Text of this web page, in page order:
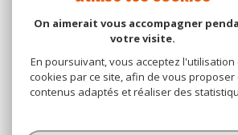
On aimerait vous accompagner
votre visite.
En poursuivant, vous acceptez l'utilisation
cookies par ce site, afin de vous proposer
contenus adaptés et réaliser des